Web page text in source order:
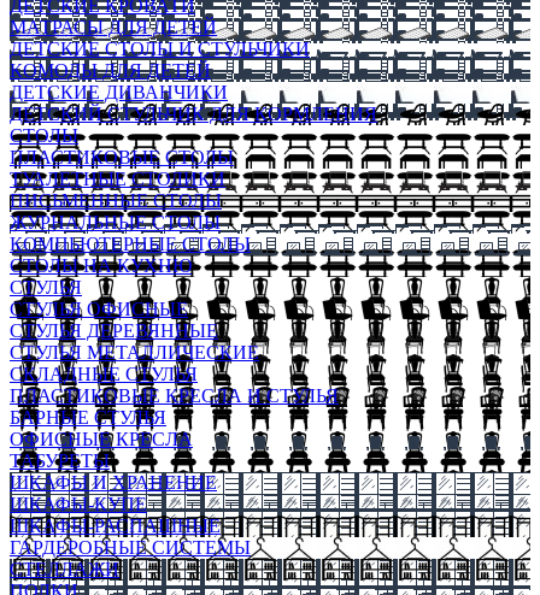
ДЕТСКИЕ КРОВАТИ
МАТРАСЫ ДЛЯ ДЕТЕЙ
ДЕТСКИЕ СТОЛЫ И СТУЛЬЧИКИ
КОМОДЫ ДЛЯ ДЕТЕЙ
ДЕТСКИЕ ДИВАНЧИКИ
ДЕТСКИЙ СТУЛЬЧИК ДЛЯ КОРМЛЕНИЯ
СТОЛЫ
ПЛАСТИКОВЫЕ СТОЛЫ
ТУАЛЕТНЫЕ СТОЛИКИ
ПИСЬМЕННЫЕ СТОЛЫ
ЖУРНАЛЬНЫЕ СТОЛЫ
КОМПЬЮТЕРНЫЕ СТОЛЫ
СТОЛЫ НА КУХНЮ
СТУЛЬЯ
СТУЛЬЯ ОФИСНЫЕ
СТУЛЬЯ ДЕРЕВЯННЫЕ
СТУЛЬЯ МЕТАЛЛИЧЕСКИЕ
СКЛАДНЫЕ СТУЛЬЯ
ПЛАСТИКОВЫЕ КРЕСЛА И СТУЛЬЯ
БАРНЫЕ СТУЛЬЯ
ОФИСНЫЕ КРЕСЛА
ТАБУРЕТЫ
ШКАФЫ И ХРАНЕНИЕ
ШКАФЫ-КУПЕ
ШКАФЫ-РАСПАШНЫЕ
ГАРДЕРОБНЫЕ СИСТЕМЫ
СТЕЛЛАЖИ